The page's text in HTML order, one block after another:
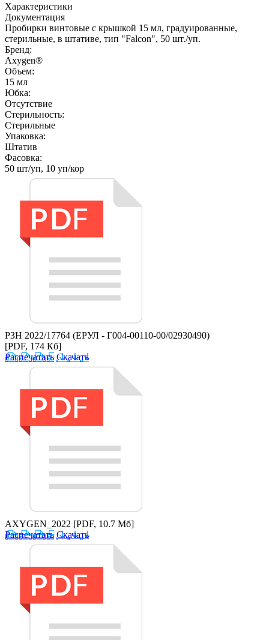
Характеристики
Документация
Пробирки винтовые с крышкой 15 мл, градуированные,
стерильные, в штативе, тип "Falcon", 50 шт./уп.
Бренд:
Axygen®
Объем:
15 мл
Юбка:
Отсутствие
Стерильность:
Стерильные
Упаковка:
Штатив
Фасовка:
50 шт/уп, 10 уп/кор
РЗН 2022/17764 (ЕРУЛ - Г004-00110-00/02930490)
[PDF, 174 Кб]
Распечатать Скачать
AXYGEN_2022 [PDF, 10.7 Мб]
Распечатать Скачать